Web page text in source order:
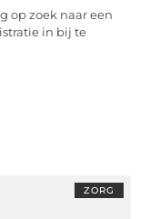
op zoek naar een
in bij te
ZORG